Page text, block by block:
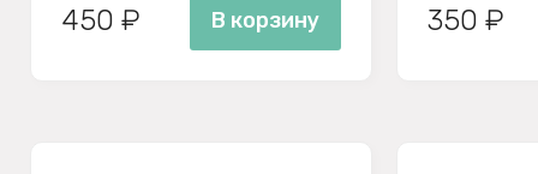
450 ₽ В корзину 350 ₽